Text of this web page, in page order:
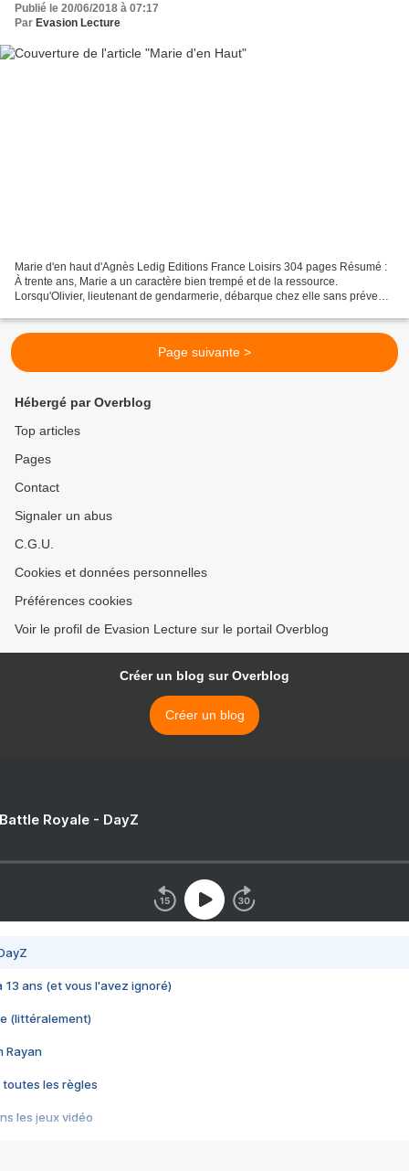
Publié le 20/06/2018 à 07:17
Par Evasion Lecture
Marie d'en haut d'Agnès Ledig Editions France Loisirs 304 pages Résumé :
À trente ans, Marie a un caractère bien trempé et de la ressource.
Lorsqu'Olivier, lieutenant de gendarmerie, débarque chez elle sans prévenir
Page suivante >
Hébergé par Overblog
Top articles
Pages
Contact
Signaler un abus
C.G.U.
Cookies et données personnelles
Préférences cookies
Voir le profil de Evasion Lecture sur le portail Overblog
Créer un blog sur Overblog
Créer un blog
Royale - DayZ
13 ans (et vous l'avez ignoré)
(littéralement)
Rayan
toutes les règles
les jeux vidéo